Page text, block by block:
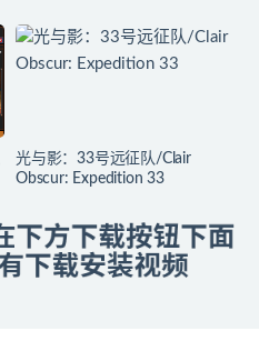
光与影：33号远征队/Clair
Obscur: Expedition 33